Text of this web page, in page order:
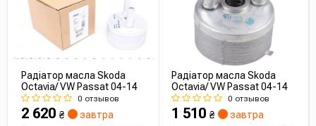
Радіатор масла Skoda
Octavia/ VW Passat 04-14
0 отзывов
2 620 ₴ завтра
Радіатор масла Skoda
Octavia/ VW Passat 04-14
0 отзывов
1 510 ₴ завтра